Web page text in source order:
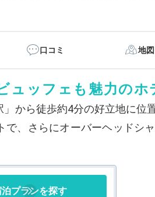
口コミ 地
ュッフェも魅力のホ
から徒歩約4分の好立地に位
、さらにオーバーヘッドシ
プランを探す